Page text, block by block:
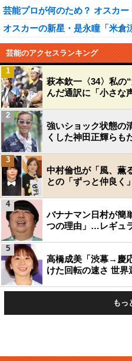
芸能プロが何のため？ オスカ
オスカーの新星・是永瞳「米倉
芸能のアクセスランキング
萩本欽一〈34〉私
んだ通訳に「小さな
1
強いショック状態の
くした神田正輝らも
2
中村倫也が「風、薫
との「ずっと仲良く
3
バナナマン日村が簡
つの理由」…レギュ
4
高橋成美「渋幕→慶
けた回転の速さ 世
5
もっ